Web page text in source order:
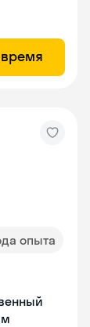
опыта